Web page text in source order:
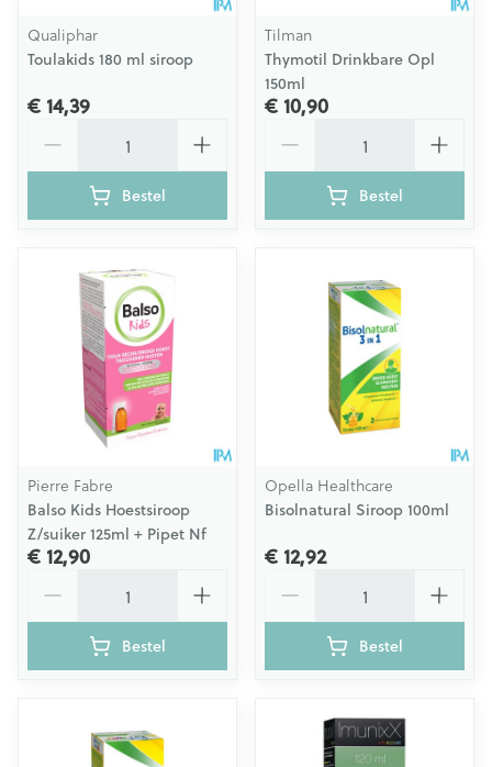
Qualiphar
Toulakids 180 ml siroop
€ 14,39
Bestel
Tilman
Thymotil Drinkbare Opl
150ml
€ 10,90
Bestel
Pierre Fabre
Balso Kids Hoestsiroop
Z/suiker 125ml + Pipet Nf
€ 12,90
Bestel
Opella Healthcare
Bisolnatural Siroop 100ml
€ 12,92
Bestel